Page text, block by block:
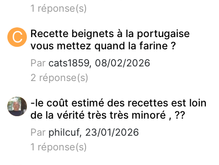
1 réponse(s)
C
Recette beignets à la portugaise
vous mettez quand la farine ?
Par cats1859, 08/02/2026
2 réponse(s)
-le coût estimé des recettes est loin
de la vérité très très minoré , ??
Par philcuf, 23/01/2026
1 réponse(s)